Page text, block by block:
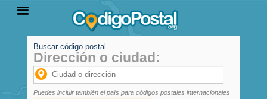
PROVINCIAS
LOCALIDADES
Buscar código postal
Dirección o ciudad:
Puedes incluir también el país para códigos postales internacionales